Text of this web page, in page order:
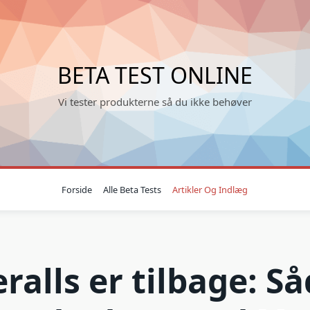
BETA TEST ONLINE
Vi tester produkterne så du ikke behøver
Forside Alle Beta Tests Artikler Og Indlæg
er tilbage: